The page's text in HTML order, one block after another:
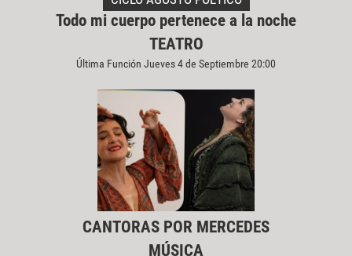
Todo mi cuerpo pertenece a la noche
TEATRO
Última Función Jueves 4 de Septiembre 20:00
CANTORAS POR MERCEDES
MÚSICA